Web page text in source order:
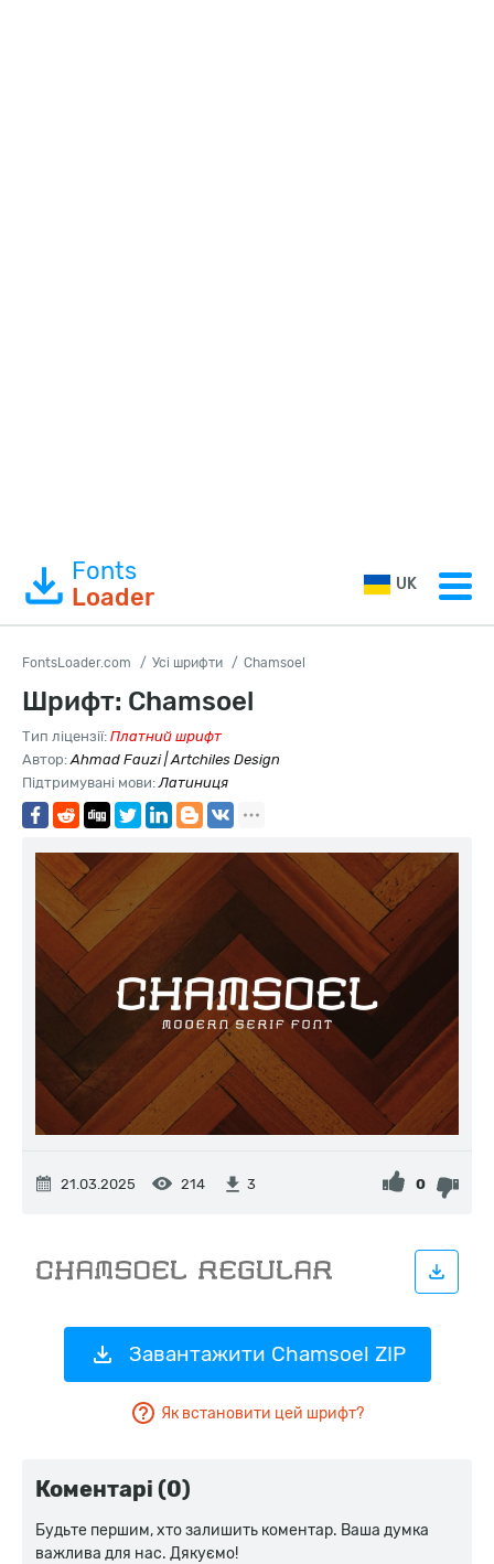
Fonts
Loader
UK
FontsLoader.com Усі шрифти Chamsoel
Шрифт: Chamsoel
Тип ліцензії: Платний шрифт
Автор:Ahmad Fauzi | Artchiles Design
Підтримувані мови:Латиниця
21.03.2025 214 3 0
Завантажити Chamsoel ZIP
Як встановити цей шрифт?
Коментарі (0)
Будьте першим, хто залишить коментар. Ваша думка
важлива для нас. Дякуємо!